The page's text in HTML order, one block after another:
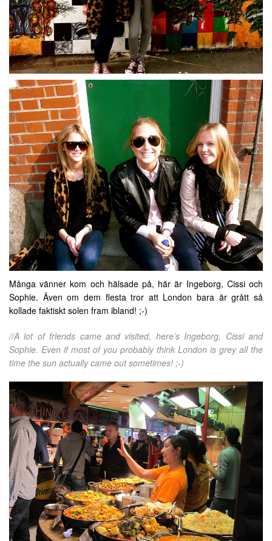
Många vänner kom och hälsade på, här är Ingeborg, Cissi och
Sophie. Även om dem flesta tror att London bara är grått så
kollade faktiskt solen fram ibland! ;-)
//A lot of friends came and visited, here’s Ingeborg, Cissi and
Sophie. Even if most of you probably think London is grey all the
time the sun actually came out sometimes! ;-)